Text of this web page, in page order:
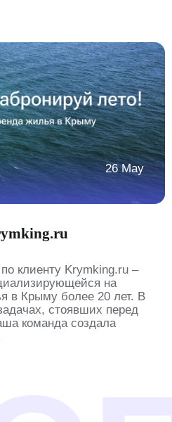
26 May
клиенту Krymking.ru –
на
в Крыму более 20 лет. В
стоявших перед
команда создала